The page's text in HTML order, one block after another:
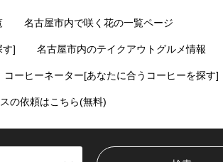
名古屋市内で咲く花の一覧ページ
す] 名古屋市内のテイクアウトグルメ情報
コーヒーネーター[あなたに合うコーヒーを探す]
の依頼はこちら(無料)